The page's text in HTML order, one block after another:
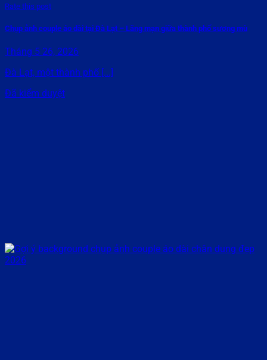
Rate this post
Chụp ảnh couple áo dài tại Đà Lạt – Lãng mạn giữa thành phố sương mù
Tháng 5 26, 2026
Đà Lạt, một thành phố [...]
Đã kiểm duyệt